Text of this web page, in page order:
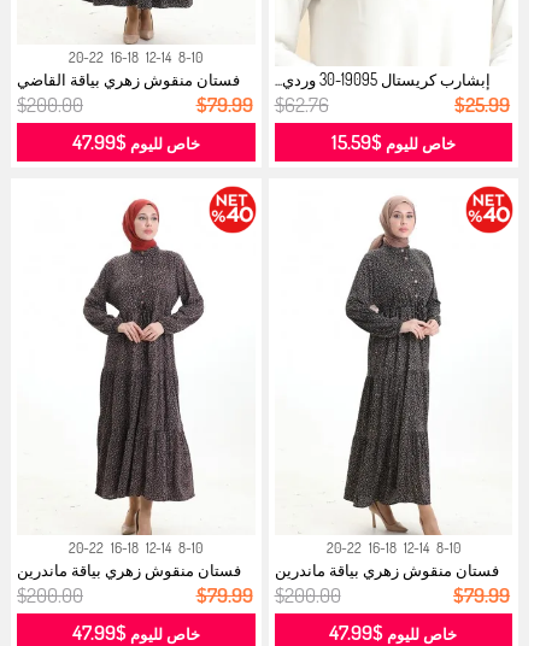
إبشارب كريستال 19095-30 وردي...
$62.76 $25.99
خاص لليوم$15.59
8-10
12-14
16-18
20-22
فستان منقوش زهري بياقة القاضي
0197-...
$200.00 $79.99
خاص لليوم$47.99
8-10
12-14
16-18
20-22
فستان منقوش زهري بياقة ماندرين
0197...
$200.00 $79.99
خاص لليوم $47.99
8-10
12-14
16-18
20-22
فستان منقوش زهري بياقة ماندرين
0197...
$200.00 $79.99
خاص لليوم$47.99